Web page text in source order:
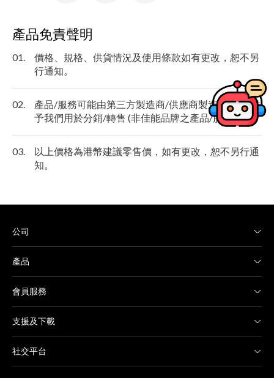
產品免責聲明
01.
價格、規格、供貨情況及使用條款如有更改，恕不另
行通知。
02.
產品/服務可能由第三方製造商/供應商製造及/或提供
予我們用於分銷/轉售 (非佳能品牌之產品/服務)。
03.
以上價格為港幣建議零售價，如有更改，恕不另行通
知。
公司
產品
會員服務
支援及下載
社交平台